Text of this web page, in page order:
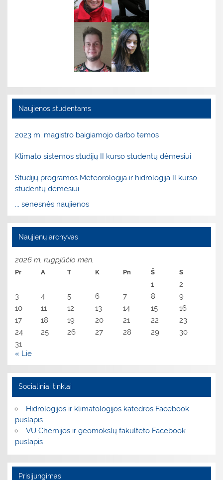
Naujienos studentams
2023 m. magistro baigiamojo darbo temos
Klimato sistemos studijų II kurso studentų dėmesiui
Studijų programos Meteorologija ir hidrologija II kurso
studentų dėmesiui
... senesnės naujienos
Naujienų archyvas
2026 m. rugpjūčio mėn.
Pr A T K Pn Š S
1
2
3
4 5 6 7 8
9
10
11 12 13 14 15
16
17
18 19 20 21 22
23
24
25 26 27 28 29
30
31
« Lie
Socialiniai tinklai
Hidrologijos ir klimatologijos katedros Facebook
puslapis
VU Chemijos ir geomokslų fakulteto Facebook
puslapis
Prisijungimas